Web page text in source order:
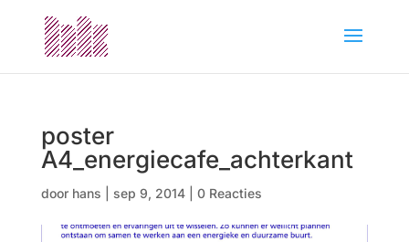
poster
A4_energiecafe_achterkant
door hans sep 9, 2014| 0 Reacties